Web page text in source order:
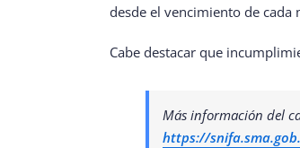
desde el vencimiento de cada
Cabe destacar que
Más información del
https://